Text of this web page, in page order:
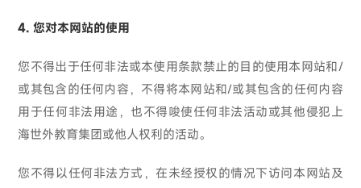
4. 您对本网站的使用
您不得出于任何非法或本使用条款禁止的目的使用本网站和/
或其包含的任何内容，不得将本网站和/或其包含的任何内容
用于任何非法用途，也不得唆使任何非法活动或其他侵犯上
海世外教育集团或他人权利的活动。
您不得以任何非法方式，在未经授权的情况下访问本网站及